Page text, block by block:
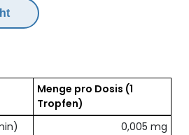
Nährstoffe pro Dosis
Menge pro Dosis (1
Tropfen)
0,005 mg